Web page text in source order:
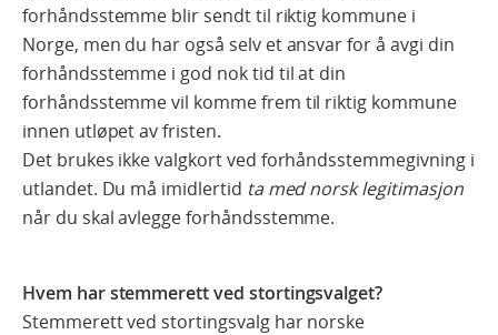
forhåndsstemme blir sendt til riktig kommune i
Norge, men du har også selv et ansvar for å avgi din
forhåndsstemme i god nok tid til at din
forhåndsstemme vil komme frem til riktig kommune
innen utløpet av fristen.
Det brukes ikke valgkort ved forhåndsstemmegivning i
utlandet. Du må imidlertid ta med norsk legitimasjon
når du skal avlegge forhåndsstemme.
Hvem har stemmerett ved stortingsvalget?
Stemmerett ved stortingsvalg har norske